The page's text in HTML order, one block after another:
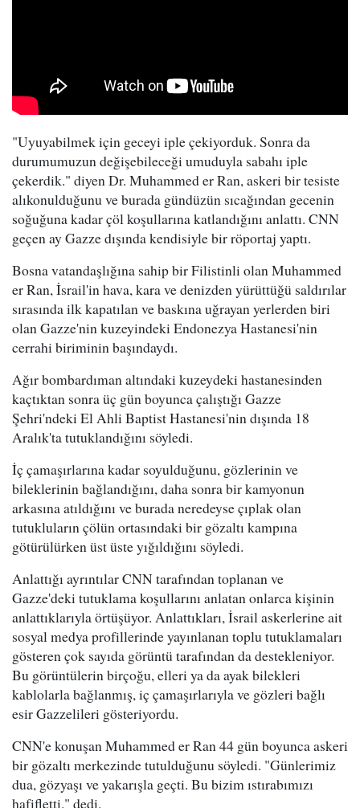
"Uyuyabilmek için geceyi iple çekiyorduk. Sonra da
durumumuzun değişebileceği umuduyla sabahı iple
çekerdik." diyen Dr. Muhammed er Ran, askeri bir tesiste
alıkonulduğunu ve burada gündüzün sıcağından gecenin
soğuğuna kadar çöl koşullarına katlandığını anlattı. CNN
geçen ay Gazze dışında kendisiyle bir röportaj yaptı.
Bosna vatandaşlığına sahip bir Filistinli olan Muhammed
er Ran, İsrail'in hava, kara ve denizden yürüttüğü saldırılar
sırasında ilk kapatılan ve baskına uğrayan yerlerden biri
olan Gazze'nin kuzeyindeki Endonezya Hastanesi'nin
cerrahi biriminin başındaydı.
Ağır bombardıman altındaki kuzeydeki hastanesinden
kaçtıktan sonra üç gün boyunca çalıştığı Gazze
Şehri'ndeki El Ahli Baptist Hastanesi'nin dışında 18
Aralık'ta tutuklandığını söyledi.
İç çamaşırlarına kadar soyulduğunu, gözlerinin ve
bileklerinin bağlandığını, daha sonra bir kamyonun
arkasına atıldığını ve burada neredeyse çıplak olan
tutukluların çölün ortasındaki bir gözaltı kampına
götürülürken üst üste yığıldığını söyledi.
Anlattığı ayrıntılar CNN tarafından toplanan ve
Gazze'deki tutuklama koşullarını anlatan onlarca kişinin
anlattıklarıyla örtüşüyor. Anlattıkları, İsrail askerlerine ait
sosyal medya profillerinde yayınlanan toplu tutuklamaları
gösteren çok sayıda görüntü tarafından da destekleniyor.
Bu görüntülerin birçoğu, elleri ya da ayak bilekleri
kablolarla bağlanmış, iç çamaşırlarıyla ve gözleri bağlı
esir Gazzelileri gösteriyordu.
CNN'e konuşan Muhammed er Ran 44 gün boyunca askeri
bir gözaltı merkezinde tutulduğunu söyledi. "Günlerimiz
dua, gözyaşı ve yakarışla geçti. Bu bizim ıstırabımızı
hafifletti." dedi.